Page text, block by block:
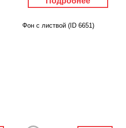
Фон с листвой (ID 6651)